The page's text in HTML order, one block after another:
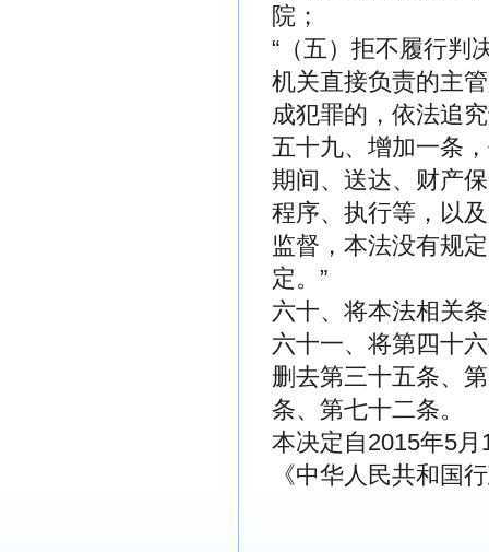
院；
“（五）拒不履行判
机关直接负责的主
成犯罪的，依法追
五十九、增加一条
期间、送达、财产
程序、执行等，以
监督，本法没有规
定。”
六十、将本法相关
六十一、将第四十
删去第三十五条、
条、第七十二条。
本决定自2015年5
《中华人民共和国